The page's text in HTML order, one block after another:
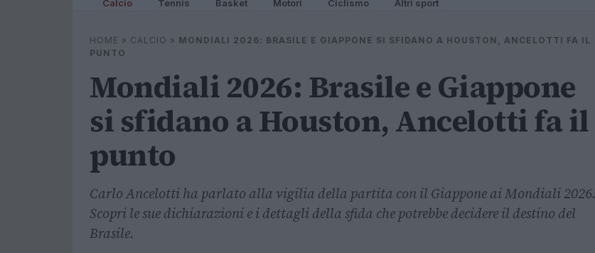
Calcio Tennis Basket Motori Ciclismo Altri sport
HOME » CALCIO » MONDIALI 2026: BRASILE E GIAPPONE SI SFIDANO A HOUSTON, ANCELOTTI FA IL
PUNTO
Mondiali 2026: Brasile e Giappone
si sfidano a Houston, Ancelotti fa il
punto
Carlo Ancelotti ha parlato alla vigilia della partita con il Giappone ai Mondiali 2026.
Scopri le sue dichiarazioni e i dettagli della sfida che potrebbe decidere il destino del
Brasile.